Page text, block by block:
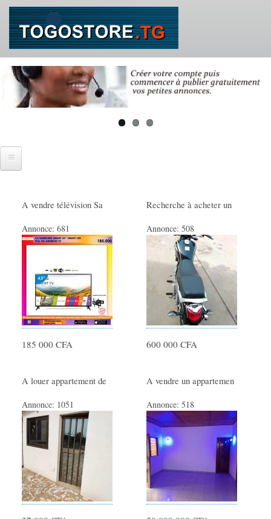
Aller
au
contenu
principal
SE CONNECTER
IMMOBILIER
Locations immobilières
Colocations
AUTO/MOTO
Voitures
Véhicules Utilitaires
Equipement auto
Equipement moto
PRODUITS TOGOLAIS
Produits alimentaires
Produits Culturel Artistique
A vendre télévision Sa
Annonce: 681
185 000 CFA
Recherche à acheter un
Annonce:508
600 000 CFA
A louer appartement de
Annonce: 1051
A vendre un appartemen
Annonce:518